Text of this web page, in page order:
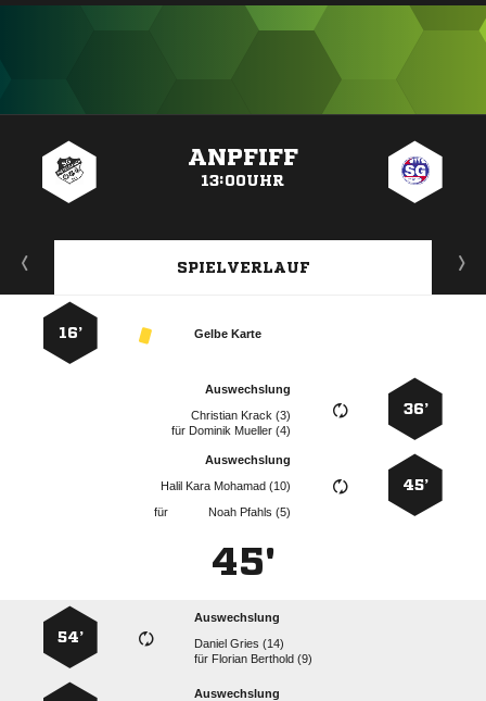
ANPFIFF
13:00UHR
SPIELVERLAUF
Gelbe Karte
16’
36’
Auswechslung
  
für   
45’
Auswechslung
   
für
  
45'
Auswechslung
  
für   
54’
Auswechslung